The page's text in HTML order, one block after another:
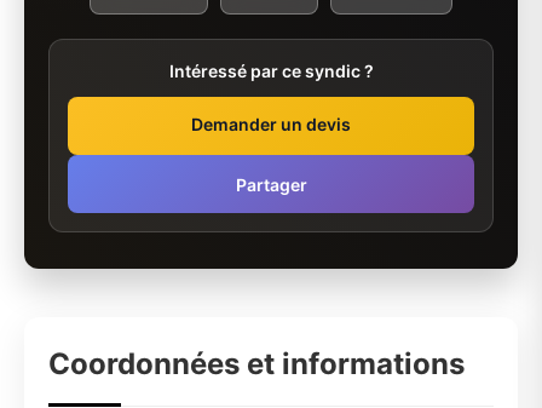
Intéressé par ce syndic ?
Demander un devis
Partager
Coordonnées et informations